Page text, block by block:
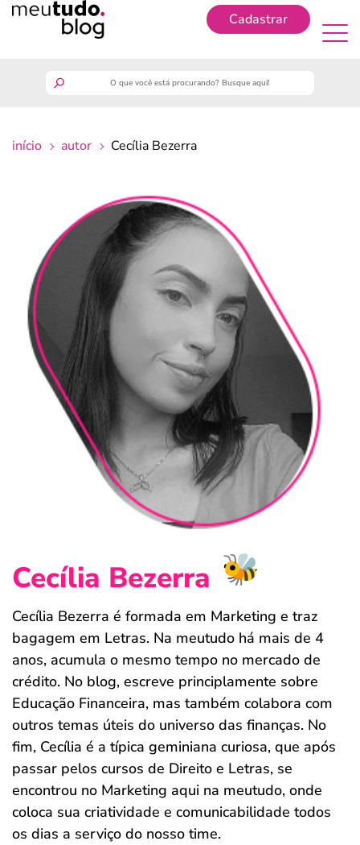
Cadastrar
benefícios
crédito fácil
últimas notícias
ferramentas
início autor Cecília Bezerra
Cecília Bezerra
Cecília Bezerra é formada em Marketing e traz
bagagem em Letras. Na meutudo há mais de 4
anos, acumula o mesmo tempo no mercado de
crédito. No blog, escreve principlamente sobre
Educação Financeira, mas também colabora com
outros temas úteis do universo das finanças. No
fim, Cecília é a típica geminiana curiosa, que após
passar pelos cursos de Direito e Letras, se
encontrou no Marketing aqui na meutudo, onde
coloca sua criatividade e comunicabilidade todos
os dias a serviço do nosso time.